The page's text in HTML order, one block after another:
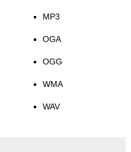
MP3
OGA
OGG
WMA
WAV